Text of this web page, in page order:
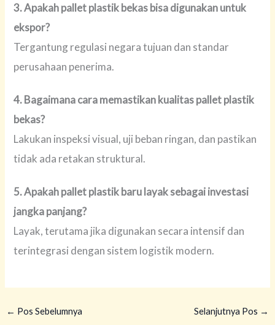
3. Apakah pallet plastik bekas bisa digunakan untuk
ekspor?
Tergantung regulasi negara tujuan dan standar
perusahaan penerima.
4. Bagaimana cara memastikan kualitas pallet plastik
bekas?
Lakukan inspeksi visual, uji beban ringan, dan pastikan
tidak ada retakan struktural.
5. Apakah pallet plastik baru layak sebagai investasi
jangka panjang?
Layak, terutama jika digunakan secara intensif dan
terintegrasi dengan sistem logistik modern.
← Pos Sebelumnya Selanjutnya Pos →